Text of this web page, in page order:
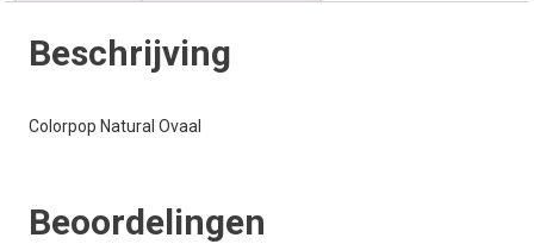
Beschrijving
Colorpop Natural Ovaal
Beoordelingen